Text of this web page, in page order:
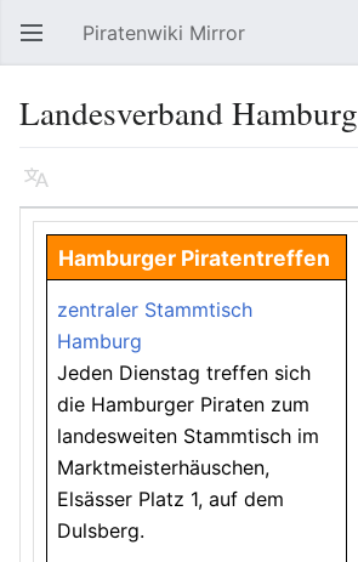
Hauptmenü öffnen Piratenwiki Mirror
Landesverband Hamburg
Sprache
Hamburger Piratentreffen
zentraler Stammtisch
Hamburg
Jeden Dienstag treffen sich
die Hamburger Piraten zum
landesweiten Stammtisch im
Marktmeisterhäuschen,
Elsässer Platz 1, auf dem
Dulsberg.